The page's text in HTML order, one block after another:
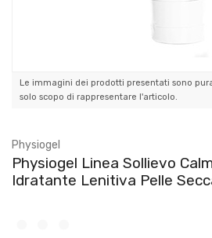
Le immagini dei prodotti presentati sono
solo scopo di rappresentare l'articolo.
Physiogel
Physiogel Linea Sollievo
Idratante Lenitiva Pelle